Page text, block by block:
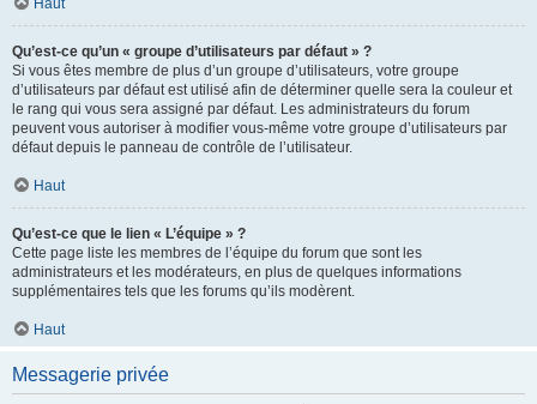
Haut
Qu’est-ce qu’un « groupe d’utilisateurs par défaut » ?
Si vous êtes membre de plus d’un groupe d’utilisateurs, votre groupe
d’utilisateurs par défaut est utilisé afin de déterminer quelle sera la couleur et
le rang qui vous sera assigné par défaut. Les administrateurs du forum
peuvent vous autoriser à modifier vous-même votre groupe d’utilisateurs par
défaut depuis le panneau de contrôle de l’utilisateur.
Haut
Qu’est-ce que le lien « L’équipe » ?
Cette page liste les membres de l’équipe du forum que sont les
administrateurs et les modérateurs, en plus de quelques informations
supplémentaires tels que les forums qu’ils modèrent.
Haut
Messagerie privée